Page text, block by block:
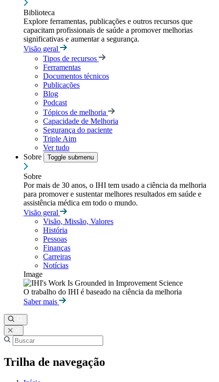
Biblioteca
Explore ferramentas, publicações e outros recursos que
capacitam profissionais de saúde a promover melhorias
significativas e aumentar a segurança.
Visão geral
Tipos de recursos
Ferramentas
Documentos técnicos
Publicações
Blog
Podcast
Tópicos de melhoria
Capacidade de Melhoria
Segurança do paciente
Triple Aim
Ver tudo
Sobre
Toggle submenu
Sobre
Por mais de 30 anos, o IHI tem usado a ciência da melhoria
para promover e sustentar melhores resultados em saúde e
assistência médica em todo o mundo.
Visão geral
Visão, Missão, Valores
História
Pessoas
Finanças
Carreiras
Notícias
Image
O trabalho do IHI é baseado na ciência da melhoria
Saber mais
Trilha de navegação